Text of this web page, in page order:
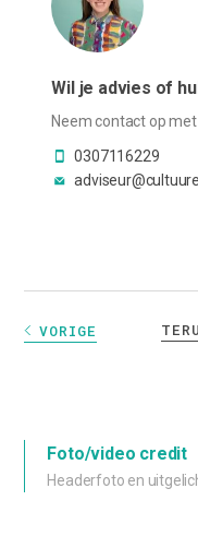
Wil je advies of
Neem contact op
0307116229
VORIGE
Foto/video credit
Headerfoto en